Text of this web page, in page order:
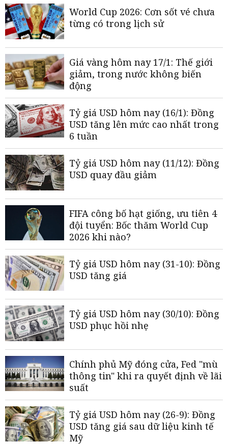
World Cup 2026: Cơn sốt vé chưa
từng có trong lịch sử
Giá vàng hôm nay 17/1: Thế giới
giảm, trong nước không biến
động
Tỷ giá USD hôm nay (16/1): Đồng
USD tăng lên mức cao nhất trong
6 tuần
Tỷ giá USD hôm nay (11/12): Đồng
USD quay đầu giảm
FIFA công bố hạt giống, ưu tiên 4
đội tuyển: Bốc thăm World Cup
2026 khi nào?
Tỷ giá USD hôm nay (31-10): Đồng
USD tăng giá
Tỷ giá USD hôm nay (30/10): Đồng
USD phục hồi nhẹ
Chính phủ Mỹ đóng cửa, Fed "mù
thông tin" khi ra quyết định về lãi
suất
Tỷ giá USD hôm nay (26-9): Đồng
USD tăng giá sau dữ liệu kinh tế
Mỹ